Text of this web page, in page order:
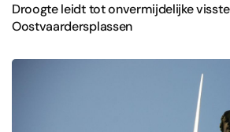
Droogte leidt tot onvermijdelijke
Oostvaardersplassen